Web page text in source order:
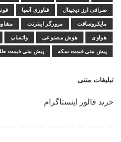
صرافی ارز دیجیتال فناوری آسیا
مایکروسافت مرورگر اینترنت
هواوی هوش مصنوعی واتساپ
پیش بینی قیمت سکه پیش بینی قیمت
تبلیغات متنی
خرید فالور اینستاگرام